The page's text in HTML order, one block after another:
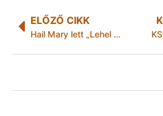
ELŐZŐ CIKK
Hail Mary lett „Lehel kürtje”